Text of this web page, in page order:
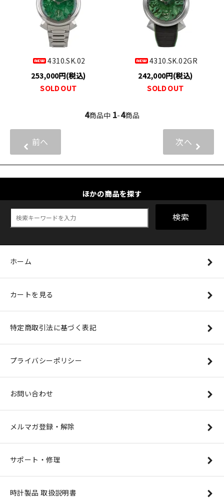
4310.SK.02
253,000円(税込)
SOLD OUT
4310.SK.02GR
242,000円(税込)
SOLD OUT
4商品中 1-4商品
前へ 次へ
ほかの商品を探す
検索
ホーム
カートを見る
特定商取引法に基づく表記
プライバシーポリシー
お問い合わせ
メルマガ登録・解除
サポート・修理
時計製品 取扱説明書